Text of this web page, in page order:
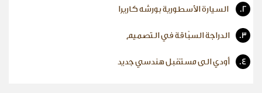
2. السيارة الأسطورية بورشه كاريرا
3. الدراجة السبّاقة في التصميم
4. أودي الى مستقبل هندسي جديد